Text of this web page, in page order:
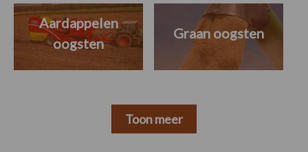
Aardappelen
oogsten
Graan oogsten
Toon meer